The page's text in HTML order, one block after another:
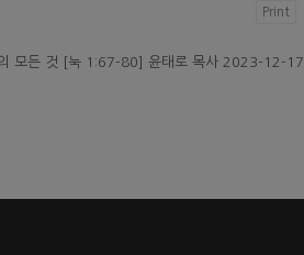
Print
의 모든 것 [눅 1:67-80] 윤태로 목사 2023-12-17